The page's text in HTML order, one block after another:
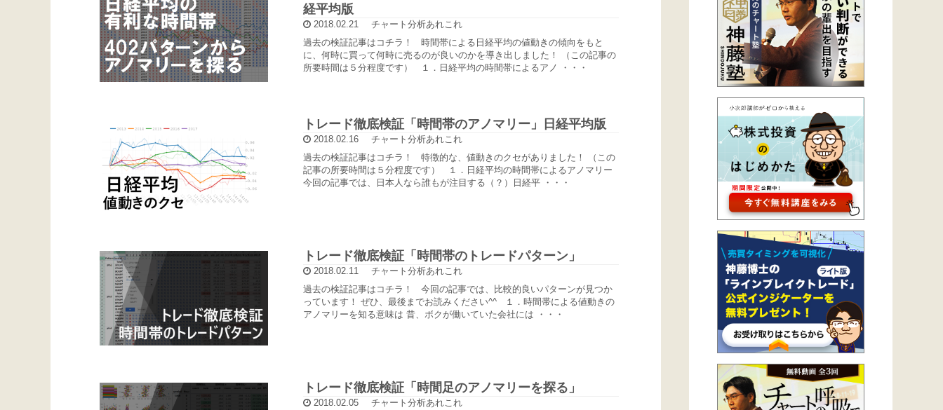
経平均版
2018.02.21
チャート分析あれこれ
過去の検証記事はコチラ！ 時間帯による日経平均の値動きの傾向をもと
に、何時に買って何時に売るのが良いのかを導き出しました！ （この記事の
所要時間は５分程度です） １．日経平均の時間帯によるアノ ・・・
トレード徹底検証「時間帯のアノマリー」日経平均版
2018.02.16
チャート分析あれこれ
過去の検証記事はコチラ！ 特徴的な、値動きのクセがありました！ （この
記事の所要時間は５分程度です） １．日経平均の時間帯によるアノマリー
今回の記事では、日本人なら誰もが注目する（？）日経平 ・・・
トレード徹底検証「時間帯のトレードパターン」
2018.02.11
チャート分析あれこれ
過去の検証記事はコチラ！ 今回の記事では、比較的良いパターンが見つか
っています！ ぜひ、最後までお読みください^^ １．時間帯による値動きの
アノマリーを知る意味は 昔、ボクが働いていた会社には ・・・
トレード徹底検証「時間足のアノマリーを探る」
2018.02.05
チャート分析あれこれ